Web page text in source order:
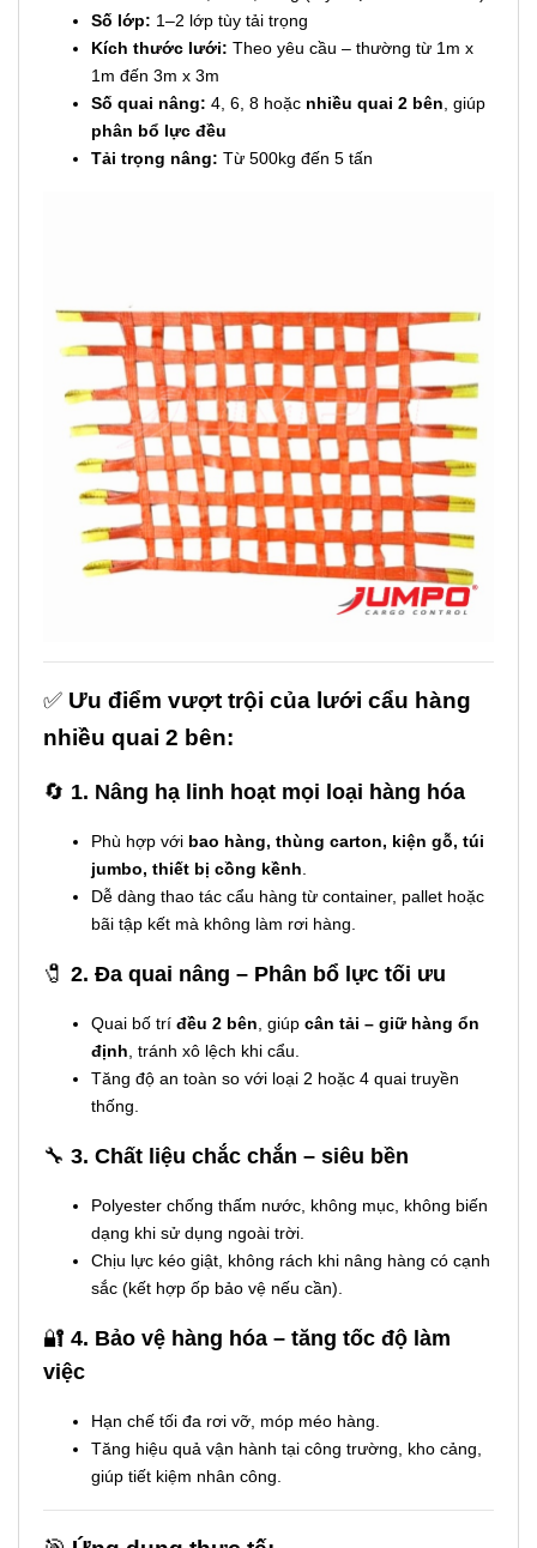
Số lớp: 1–2 lớp tùy tải trọng
Kích thước lưới: Theo yêu cầu – thường từ 1m x
1m đến 3m x 3m
Số quai nâng: 4, 6, 8 hoặc nhiều quai 2 bên , giúp
phân bổ lực đều
Tải trọng nâng: Từ 500kg đến 5 tấn
✅ Ưu điểm vượt trội của lưới cẩu hàng
nhiều quai 2 bên:
🔄 1. Nâng hạ linh hoạt mọi loại hàng hóa
Phù hợp với bao hàng, thùng carton, kiện gỗ, túi
jumbo, thiết bị cồng kềnh
Dễ dàng thao tác cẩu hàng từ container, pallet hoặc
bãi tập kết mà không làm rơi hàng.
🧷 2. Đa quai nâng – Phân bổ lực tối ưu
Quai bố trí đều 2 bên , giúp cân tải – giữ hàng ổn
định , tránh xô lệch khi cẩu.
Tăng độ an toàn so với loại 2 hoặc 4 quai truyền
thống.
🔧 3. Chất liệu chắc chắn – siêu bền
Polyester chống thấm nước, không mục, không biến
dạng khi sử dụng ngoài trời.
Chịu lực kéo giật, không rách khi nâng hàng có cạnh
sắc (kết hợp ốp bảo vệ nếu cần).
🔐 4. Bảo vệ hàng hóa – tăng tốc độ làm
việc
Hạn chế tối đa rơi vỡ, móp méo hàng.
Tăng hiệu quả vận hành tại công trường, kho cảng,
giúp tiết kiệm nhân công.